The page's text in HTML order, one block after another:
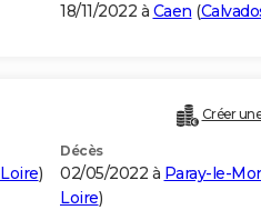
18/11/2022 à Caen (
Créer
)
Décès
02/05/2022 à Paray-le-
Loire)